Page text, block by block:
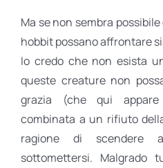
Ma se non sembra
hobbit possano affrontare
Io credo che non esista
queste creature non
grazia (che qui
combinata a un rifiuto
ragione di scendere
sottomettersi. Malgrado